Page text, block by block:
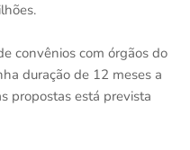
convênios com órgãos do
duração de 12 meses a
propostas está prevista